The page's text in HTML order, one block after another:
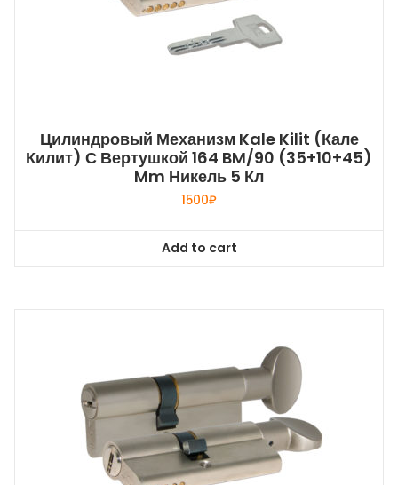
Цилиндровый Механизм Kale Kilit (Кале
Килит) С Вертушкой 164 BM/90 (35+10+45)
Mm Никель 5 Кл
1500₽
Add to cart